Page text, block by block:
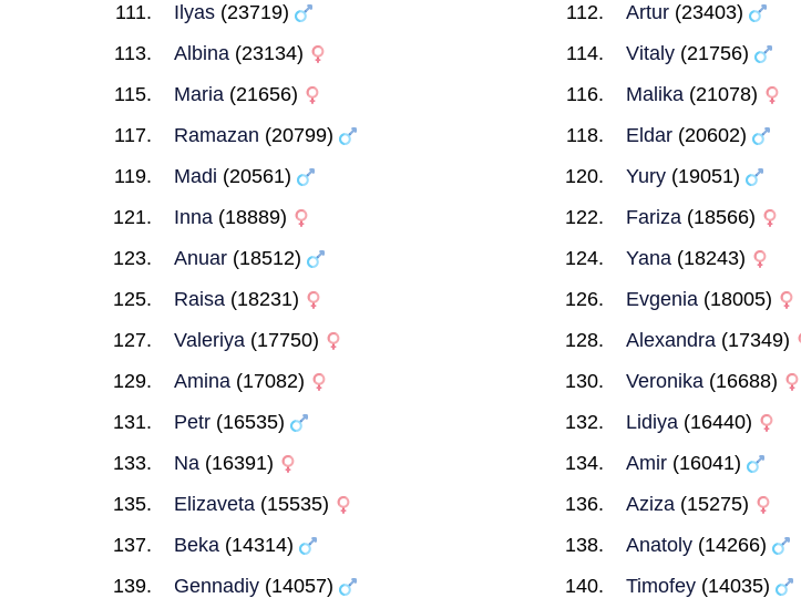
Ilyas (23719) Artur(23403)
Albina (23134) Vitaly(21756)
Maria (21656) Malika(21078)
Ramazan (20799) Eldar(20602)
Madi (20561) Yury(19051)
Inna (18889) Fariza(18566)
Anuar (18512) Yana(18243)
Raisa (18231) Evgenia(18005)
Valeriya (17750) Alexandra(17349)
Amina (17082) Veronika(16688)
Petr (16535) Lidiya(16440)
Na (16391) Amir(16041)
Elizaveta (15535) Aziza(15275)
Beka (14314) Anatoly(14266)
Gennadiy (14057) Timofey(14035)